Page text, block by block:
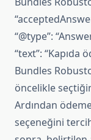
“@type”:
“text”: “Kapıda
Bundles
öncelikle
Ardından
seçeneğini